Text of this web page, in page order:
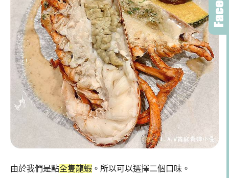
由於我們是點全隻龍蝦 。所以可以選擇二個口味。